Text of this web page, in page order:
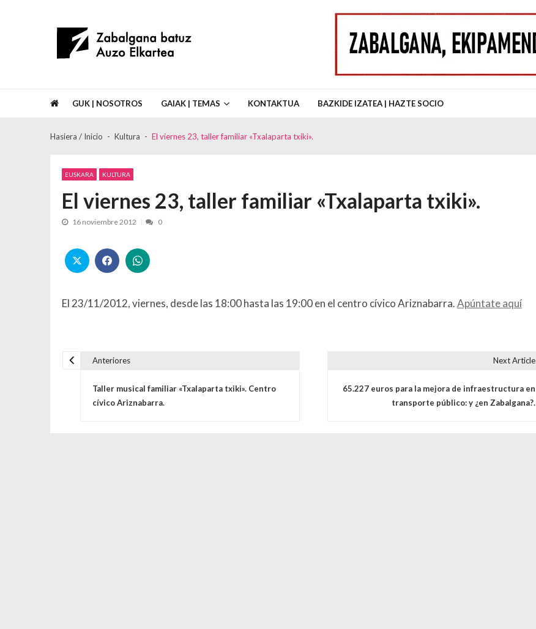
Asociación de Vecinos Zabalgana Batuz Auzo Elkartea
GUK | NOSOTROS GAIAK | TEMAS KONTAKTUA BAZKIDE IZATEA | HAZTE SOCIO
Hasiera / Inicio Kultura El viernes 23, taller familiar «Txalaparta txiki».
EUSKARA KULTURA
El viernes 23, taller familiar «Txalaparta txiki».
16 noviembre 2012 0
El 23/11/2012, viernes, desde las 18:00 hasta las 19:00 en el centro cívico Ariznabarra.Apúntate aquí
Anteriores
Taller musical familiar «Txalaparta txiki». Centro
cívico Ariznabarra.
Next Article
65.227 euros para la mejora de infraestructura en
transporte público: y ¿en Zabalgana?.